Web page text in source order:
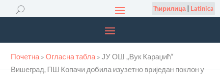
Ћирилица| Latinica
Почетна »Огласна табла »ЈУ ОШ ,,Вук Караџић“
Вишеград, ПШ Копачи добила изузетно вриједан поклон у